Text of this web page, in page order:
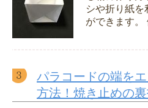
シや折り紙を
ができます。
パラコードの端を
方法！焼き止めの裏